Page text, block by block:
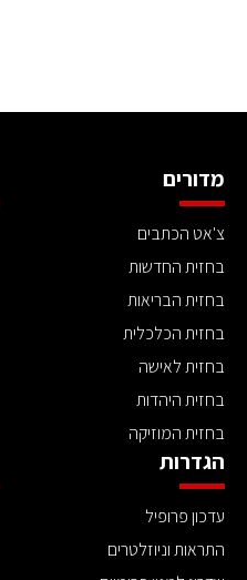
מדורים
צ'אט הכתבים
בחזית החדשות
בחזית הבריאות
בחזית הכלכלית
בחזית לאישה
בחזית היהדות
בחזית המוזיקה
הגדרות
עדכון פרופיל
התראות וניוזלטרים